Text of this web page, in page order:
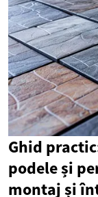
Ghid
podele și
montaj și